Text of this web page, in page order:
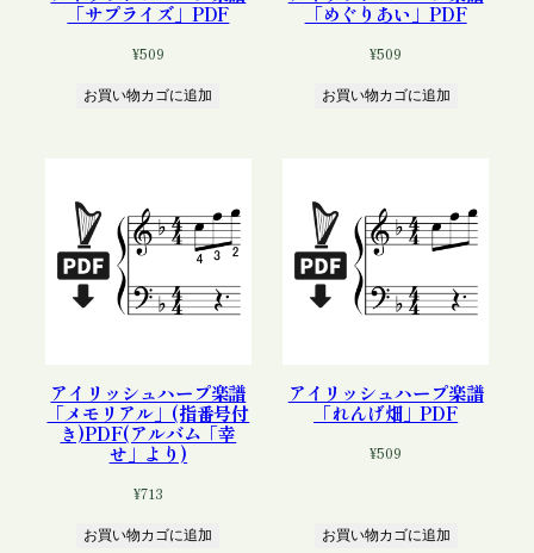
「サプライズ」PDF
¥509
お買い物カゴに追加
「めぐりあい」PDF
¥509
お買い物カゴに追加
アイリッシュハープ楽譜
「メモリアル」(指番号付
き)PDF(アルバム「幸
せ」より)
¥713
お買い物カゴに追加
アイリッシュハープ楽譜
「れんげ畑」PDF
¥509
お買い物カゴに追加